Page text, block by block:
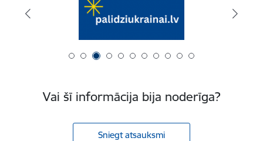
Vai šī informācija bija noderīga?
Sniegt atsauksmi